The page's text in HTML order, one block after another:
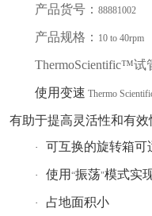
产品货号： 88881002
产品规格： 10 to 40rpm
ThermoScientific™试
使用变速 Thermo
有助于提高灵活性和有效
· 可互换的旋转箱可
· 使用 “振荡"模式实
· 占地面积小